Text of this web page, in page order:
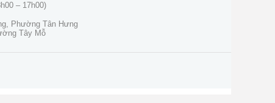
– 17h00)
Phường Tân Hưng
Tây Mỗ